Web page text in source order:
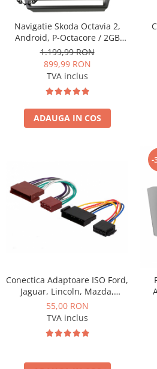
Navigatie Skoda Octavia 2,
Android, P-Octacore / 2GB
RAM + 32GB ROM, 10.1 Inch -
AD-BGP10002+AD-BGRKIT048
1.199,99 RON
899,99 RON
TVA inclus
ADAUGA IN COS
Conectica Adaptoare ISO Ford,
Jaguar, Lincoln, Mazda,
Mercury, Nissan - AD-
ISOFORD1
55,00 RON
TVA inclus
-